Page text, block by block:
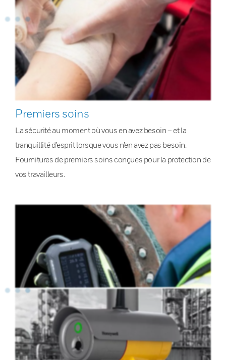
Premiers soins
La sécurité au moment où vous en avez besoin – et la
tranquillité d’esprit lorsque vous n’en avez pas besoin.
Fournitures de premiers soins conçues pour la protection de
vos travailleurs.